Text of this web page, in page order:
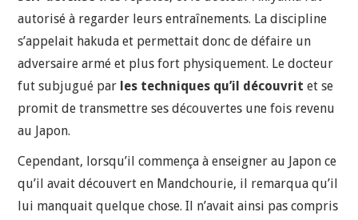
autorisé à regarder leurs entraînements. La discipline
s’appelait hakuda et permettait donc de défaire un
adversaire armé et plus fort physiquement. Le docteur
fut subjugué par les techniques qu’il découvrit et se
promit de transmettre ses découvertes une fois revenu
au Japon.
Cependant, lorsqu’il commença à enseigner au Japon ce
qu’il avait découvert en Mandchourie, il remarqua qu’il
lui manquait quelque chose. Il n’avait ainsi pas compris